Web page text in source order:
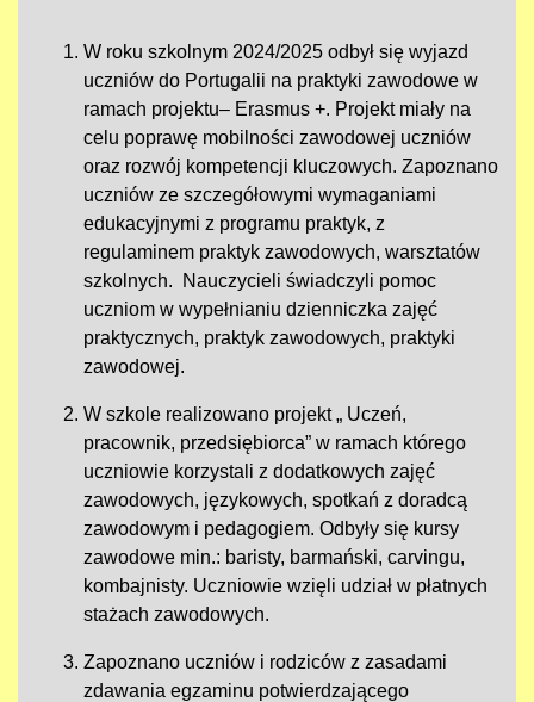
W roku szkolnym 2024/2025 odbył się wyjazd
uczniów do Portugalii na praktyki zawodowe w
ramach projektu– Erasmus +. Projekt miały na
celu poprawę mobilności zawodowej uczniów
oraz rozwój kompetencji kluczowych. Zapoznano
uczniów ze szczegółowymi wymaganiami
edukacyjnymi z programu praktyk, z
regulaminem praktyk zawodowych, warsztatów
szkolnych. Nauczycieli świadczyli pomoc
uczniom w wypełnianiu dzienniczka zajęć
praktycznych, praktyk zawodowych, praktyki
zawodowej.
W szkole realizowano projekt „ Uczeń,
pracownik, przedsiębiorca” w ramach którego
uczniowie korzystali z dodatkowych zajęć
zawodowych, językowych, spotkań z doradcą
zawodowym i pedagogiem. Odbyły się kursy
zawodowe min.: baristy, barmański, carvingu,
kombajnisty. Uczniowie wzięli udział w płatnych
stażach zawodowych.
Zapoznano uczniów i rodziców z zasadami
zdawania egzaminu potwierdzającego